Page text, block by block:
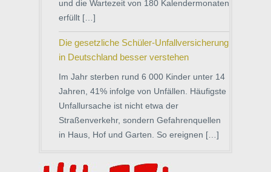
und die Wartezeit von 180 Kalendermonaten
erfüllt […]
Die gesetzliche Schüler-Unfallversicherung
in Deutschland besser verstehen
Im Jahr sterben rund 6 000 Kinder unter 14
Jahren, 41% infolge von Unfällen. Häufigste
Unfallursache ist nicht etwa der
Straßenverkehr, sondern Gefahrenquellen
in Haus, Hof und Garten. So ereignen […]